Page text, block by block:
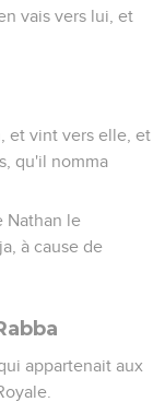
vais vers lui, et
et vint vers elle, et
qu'il nomma
Nathan le
à cause de
appartenait aux